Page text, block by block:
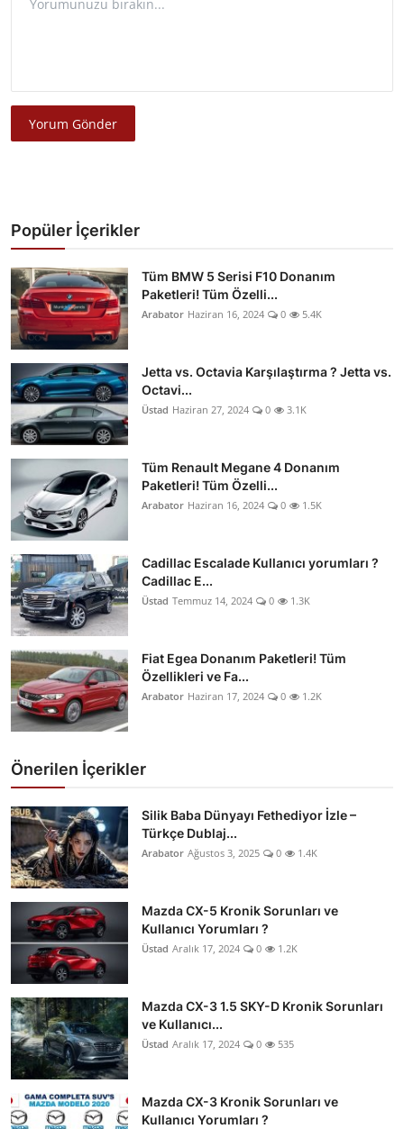
Yorum Gönder
Popüler İçerikler
Tüm BMW 5 Serisi F10 Donanım
Paketleri! Tüm Özelli...
Arabator Haziran 16, 2024 0 5.4K
Jetta vs. Octavia Karşılaştırma ? Jetta vs.
Octavi...
Üstad Haziran 27, 2024 0 3.1K
Tüm Renault Megane 4 Donanım
Paketleri! Tüm Özelli...
Arabator Haziran 16, 2024 0 1.5K
Cadillac Escalade Kullanıcı yorumları ?
Cadillac E...
Üstad Temmuz 14, 2024 0 1.3K
Fiat Egea Donanım Paketleri! Tüm
Özellikleri ve Fa...
Arabator Haziran 17, 2024 0 1.2K
Önerilen İçerikler
Silik Baba Dünyayı Fethediyor İzle –
Türkçe Dublaj...
Arabator Ağustos 3, 2025 0 1.4K
Mazda CX-5 Kronik Sorunları ve
Kullanıcı Yorumları ?
Üstad Aralık 17, 2024 0 1.2K
Mazda CX-3 1.5 SKY-D Kronik Sorunları
ve Kullanıcı...
Üstad Aralık 17, 2024 0 535
Mazda CX-3 Kronik Sorunları ve
Kullanıcı Yorumları ?